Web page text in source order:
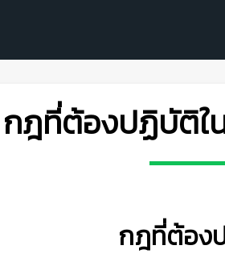
กฎที่ต้องปฏิบัติใ
กฎที่ต้อง